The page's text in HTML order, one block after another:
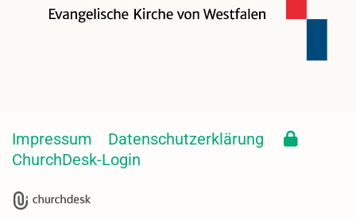
Impressum
Datenschutzerklärung
ChurchDesk-Login